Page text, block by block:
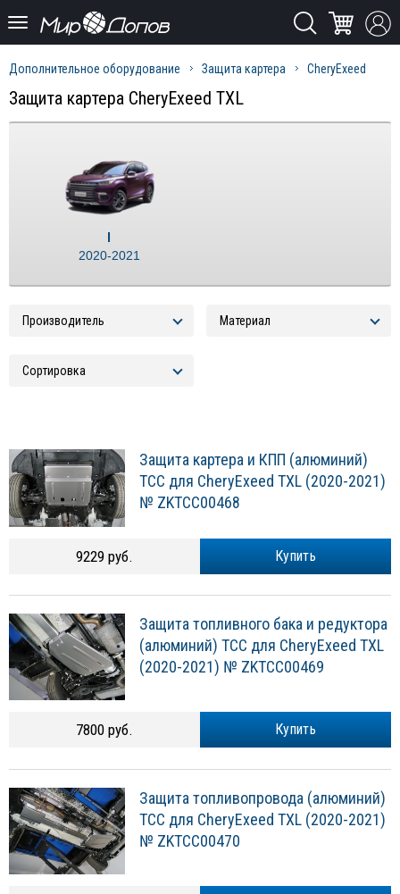
Дополнительное оборудование Защита картера CheryExeed
Защита картера CheryExeed TXL
I
2020-2021
Защита картера и КПП (алюминий)
ТСС для CheryExeed TXL (2020-2021)
№ ZKTCC00468
Купить
9229 руб.
Защита топливного бака и редуктора
(алюминий) ТСС для CheryExeed TXL
(2020-2021) № ZKTCC00469
Купить
7800 руб.
Защита топливопровода (алюминий)
ТСС для CheryExeed TXL (2020-2021)
№ ZKTCC00470